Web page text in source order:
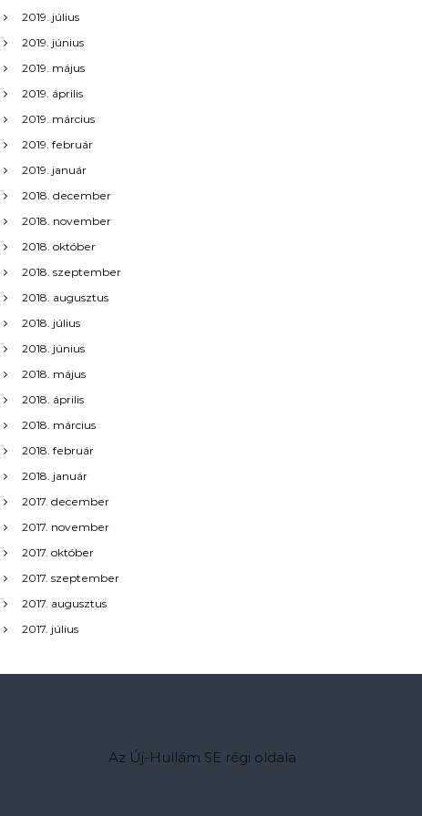
2019. július
2019. június
2019. május
2019. április
2019. március
2019. február
2019. január
2018. december
2018. november
2018. október
2018. szeptember
2018. augusztus
2018. július
2018. június
2018. május
2018. április
2018. március
2018. február
2018. január
2017. december
2017. november
2017. október
2017. szeptember
2017. augusztus
2017. július
Az Új-Hullám SE régi oldala